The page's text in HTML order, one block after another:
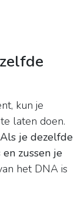
kun je
laten doen.
Als je dezelfde
zussen je
het DNA is